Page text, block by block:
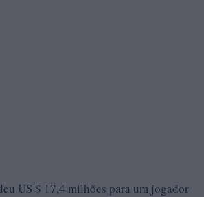
US $ 17,4 milhões para um jogador